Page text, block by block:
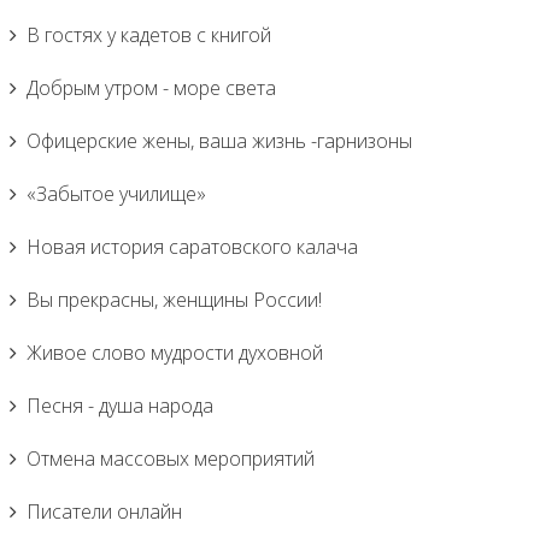
В гостях у кадетов с книгой
Добрым утром - море света
Офицерские жены, ваша жизнь -гарнизоны
«Забытое училище»
Новая история саратовского калача
Вы прекрасны, женщины России!
Живое слово мудрости духовной
Песня - душа народа
Отмена массовых мероприятий
Писатели онлайн